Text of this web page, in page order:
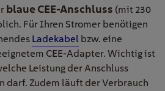
blaue CEE-Anschluss (mit 230
Für Ihren Stromer benötigen
Ladekabel bzw. eine
CEE-Adapter. Wichtig ist
Leistung der Anschluss
darf. Zudem läuft der Verbrauch